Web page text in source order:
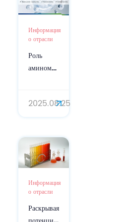
Информация
о отрасли
Роль
аминомасляной
в уходе за
решение
против
старения
2025.08.25
Информация
о отрасли
Раскрывая